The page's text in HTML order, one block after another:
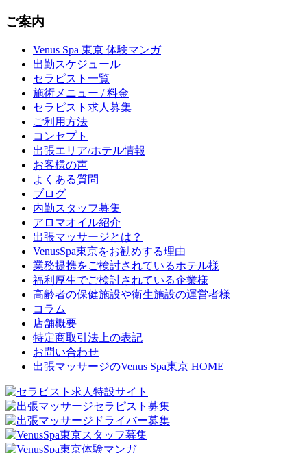
ご案内
Venus Spa 東京 体験マンガ
出勤スケジュール
セラピスト一覧
施術メニュー / 料金
セラピスト求人募集
ご利用方法
コンセプト
出張エリア/ホテル情報
お客様の声
よくある質問
ブログ
内勤スタッフ募集
アロマオイル紹介
出張マッサージとは？
VenusSpa東京をお勧めする理由
業務提携をご検討されているホテル様
福利厚生でご検討されている企業様
高齢者の保健施設や衛生施設の運営者様
コラム
店舗概要
特定商取引法上の表記
お問い合わせ
出張マッサージのVenus Spa東京 HOME